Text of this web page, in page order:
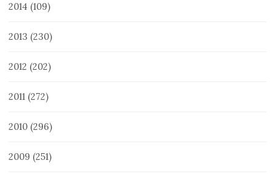
2014 (109)
2013 (230)
2012 (202)
2011 (272)
2010 (296)
2009 (251)